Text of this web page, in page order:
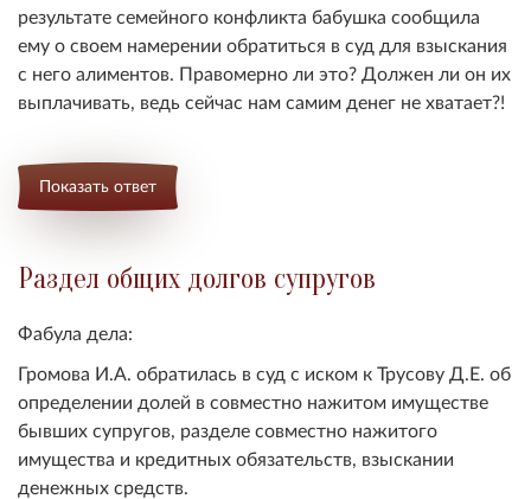
результате семейного конфликта бабушка сообщила
ему о своем намерении обратиться в суд для взыскания
с него алиментов. Правомерно ли это? Должен ли он их
выплачивать, ведь сейчас нам самим денег не хватает?!
Показать ответ
Раздел общих долгов супругов
Фабула дела:
Громова И.А. обратилась в суд с иском к Трусову Д.Е. об
определении долей в совместно нажитом имуществе
бывших супругов, разделе совместно нажитого
имущества и кредитных обязательств, взыскании
денежных средств.